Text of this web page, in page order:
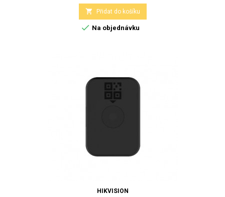
 Přidat do košíku
 Na objednávku
HIKVISION